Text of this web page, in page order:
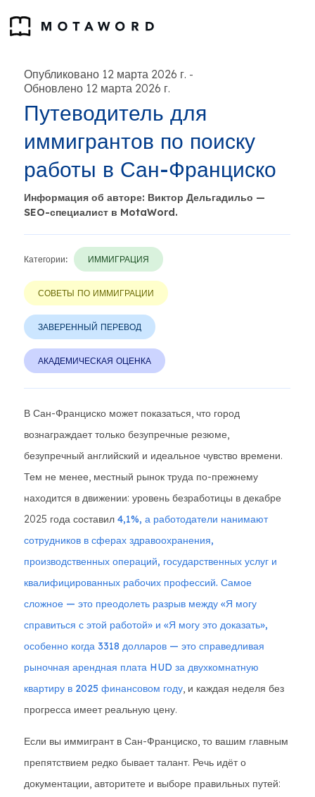
Опубликовано 12 марта 2026 г. -
Обновлено 12 марта 2026 г.
Путеводитель для
иммигрантов по поиску
работы в Сан-Франциско
Информация об авторе: Виктор Дельгадильо —
SEO-специалист в MotaWord.
Категории: ИММИГРАЦИЯ
СОВЕТЫ ПО ИММИГРАЦИИ
ЗАВЕРЕННЫЙ ПЕРЕВОД
АКАДЕМИЧЕСКАЯ ОЦЕНКА
В Сан-Франциско может показаться, что город
вознаграждает только безупречные резюме,
безупречный английский и идеальное чувство времени.
Тем не менее, местный рынок труда по-прежнему
находится в движении: уровень безработицы в декабре
2025 года составил 4,1%, а работодатели нанимают
сотрудников в сферах здравоохранения,
производственных операций, государственных услуг и
квалифицированных рабочих профессий. Самое
сложное — это преодолеть разрыв между «Я могу
справиться с этой работой» и «Я могу это доказать»,
особенно когда 3318 долларов — это справедливая
рыночная арендная плата HUD за двухкомнатную
квартиру в 2025 финансовом году, и каждая неделя без
прогресса имеет реальную цену.
Если вы иммигрант в Сан-Франциско, то вашим главным
препятствием редко бывает талант. Речь идёт о
документации, авторитете и выборе правильных путей: